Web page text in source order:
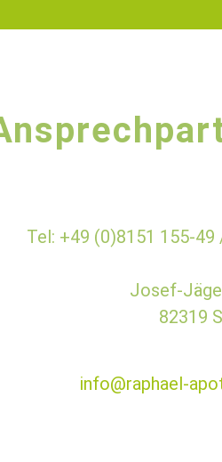
Tel: +49 (0)8151 155-49
Josef-
82319
info@raphael-